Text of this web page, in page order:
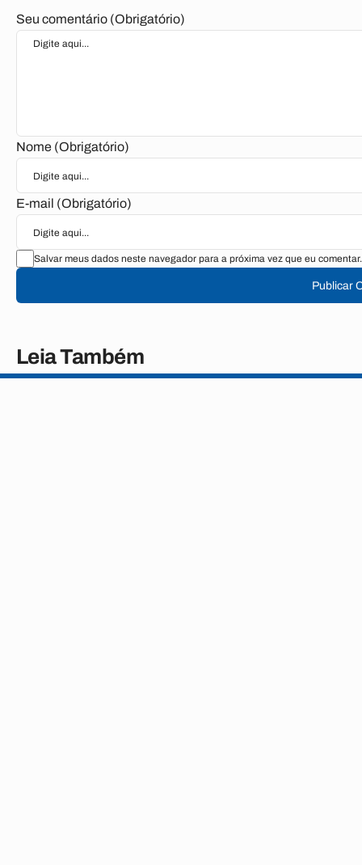
Seu comentário (Obrigatório)
Nome (Obrigatório)
E-mail (Obrigatório)
Salvar meus dados neste navegador para a próxima vez que eu comentar.
Publicar
Leia Também